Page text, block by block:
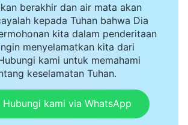
berakhir dan air mata akan
kepada Tuhan bahwa Dia
kita dalam penderitaan
menyelamatkan kita dari
kami untuk memahami
keselamatan Tuhan.
Hubungi kami via WhatsApp